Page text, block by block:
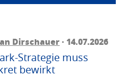
Dirschauer· 14.07.2026
Strategie muss
bewirkt